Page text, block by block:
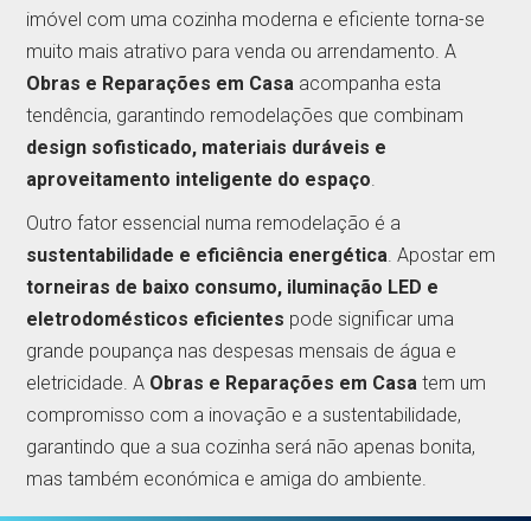
imóvel com uma cozinha moderna e eficiente torna-se
muito mais atrativo para venda ou arrendamento. A
Obras e Reparações em Casa acompanha esta
tendência, garantindo remodelações que combinam
design sofisticado, materiais duráveis e
aproveitamento inteligente do espaço
Outro fator essencial numa remodelação é a
sustentabilidade e eficiência energética . Apostar em
torneiras de baixo consumo, iluminação LED e
eletrodomésticos eficientes pode significar uma
grande poupança nas despesas mensais de água e
eletricidade. A Obras e Reparações em Casa tem um
compromisso com a inovação e a sustentabilidade,
garantindo que a sua cozinha será não apenas bonita,
mas também económica e amiga do ambiente.